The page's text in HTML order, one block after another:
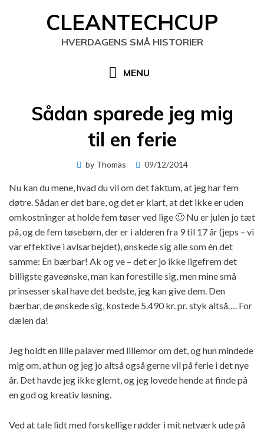
CLEANTECHCUP
HVERDAGENS SMÅ HISTORIER
MENU
Sådan sparede jeg mig
til en ferie
by Thomas
Posted
09/12/2014
Nu kan du mene, hvad du vil om det faktum, at jeg har fem
døtre. Sådan er det bare, og det er klart, at det ikke er uden
omkostninger at holde fem tøser ved lige 🙂 Nu er julen jo tæt
på, og de fem tøsebørn, der er i alderen fra 9 til 17 år (jeps – vi
var effektive i avlsarbejdet), ønskede sig alle som én det
samme: En bærbar! Ak og ve – det er jo ikke ligefrem det
billigste gaveønske, man kan forestille sig, men mine små
prinsesser skal have det bedste, jeg kan give dem. Den
bærbar, de ønskede sig, kostede 5.490 kr. pr. styk altså…. For
dælen da!
Jeg holdt en lille palaver med lillemor om det, og hun mindede
mig om, at hun og jeg jo altså også gerne vil på ferie i det nye
år. Det havde jeg ikke glemt, og jeg lovede hende at finde på
en god og kreativ løsning.
Ved at tale lidt med forskellige rødder i mit netværk ude på